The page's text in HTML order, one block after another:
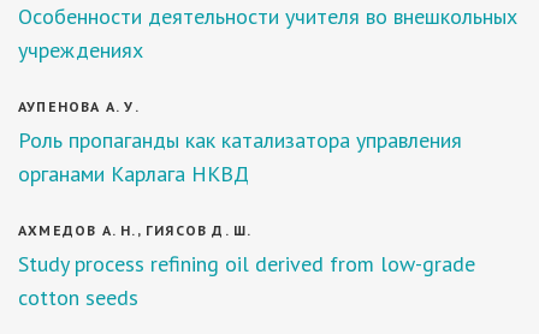
Особенности деятельности учителя во внешкольных
учреждениях
АУПЕНОВА А. У.
Роль пропаганды как катализатора управления
органами Карлага НКВД
АХМЕДОВ А. Н., ГИЯСОВ Д. Ш.
Study process refining oil derived from low-grade
cotton seeds